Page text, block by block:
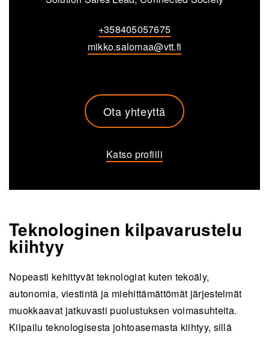
+358405057675
mikko.salomaa@vtt.fi
Ota yhteyttä
Katso profiili
Teknologinen kilpavarustelu
kiihtyy
Nopeasti kehittyvät teknologiat kuten tekoäly,
autonomia, viestintä ja miehittämättömät järjestelmät
muokkaavat jatkuvasti puolustuksen voimasuhteita.
Kilpailu teknologisesta johtoasemasta kiihtyy, sillä